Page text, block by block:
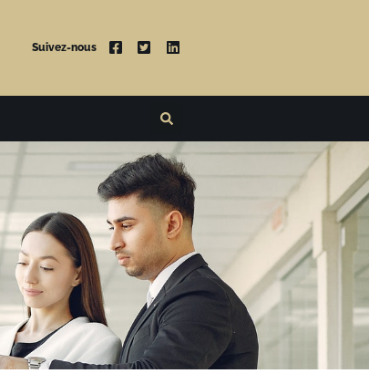
Suivez-nous